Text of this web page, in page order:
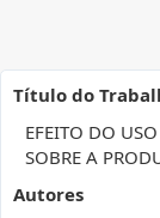
Título do
EFEITO DO
SOBRE A
Autores